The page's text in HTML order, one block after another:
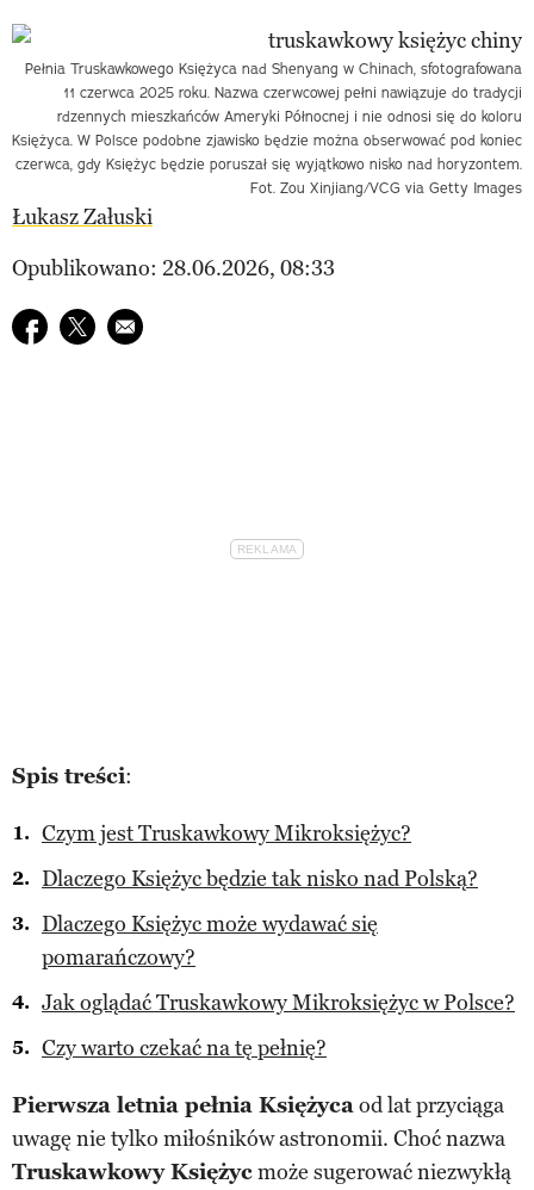
Pełnia Truskawkowego Księżyca nad Shenyang w Chinach, sfotografowana
11 czerwca 2025 roku. Nazwa czerwcowej pełni nawiązuje do tradycji
rdzennych mieszkańców Ameryki Północnej i nie odnosi się do koloru
Księżyca. W Polsce podobne zjawisko będzie można obserwować pod koniec
czerwca, gdy Księżyc będzie poruszał się wyjątkowo nisko nad horyzontem.
Fot. Zou Xinjiang/VCG via Getty Images
Łukasz Załuski
Opublikowano: 28.06.2026, 08:33
Udostępnij na facebook
Udostępnij na twitter
E-mail do przyjaciela
Spis treści:
Czym jest Truskawkowy Mikroksiężyc?
Dlaczego Księżyc będzie tak nisko nad Polską?
Dlaczego Księżyc może wydawać się
pomarańczowy?
Jak oglądać Truskawkowy Mikroksiężyc w Polsce?
Czy warto czekać na tę pełnię?
Pierwsza letnia pełnia Księżycaod lat przyciąga
uwagę nie tylko miłośników astronomii. Choć nazwa
Truskawkowy Księżycmoże sugerować niezwykłą